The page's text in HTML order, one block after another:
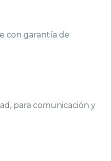
con garantía de
para comunicación y